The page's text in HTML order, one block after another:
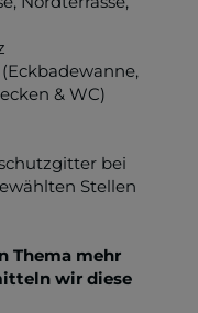
& WC)
bei
Stellen
Thema mehr
wir diese